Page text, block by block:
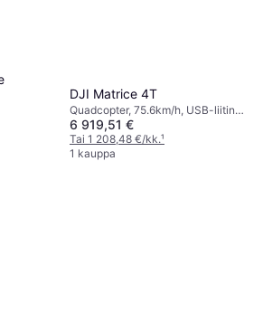
DJI Matrice 4T
Quadcopter, 75.6km/h, USB-liitin,
Kamera, GLONASS, Wi-Fi, GPS
6 919,51 €
Tai 1 208,48 €/kk.¹
1 kauppa